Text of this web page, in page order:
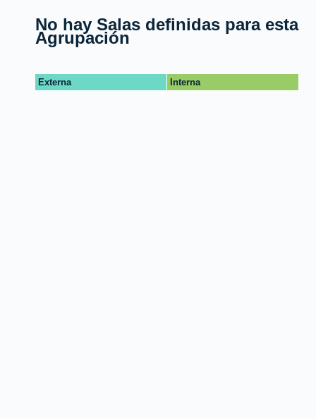
No hay Salas definidas para esta
Agrupación
Externa Interna